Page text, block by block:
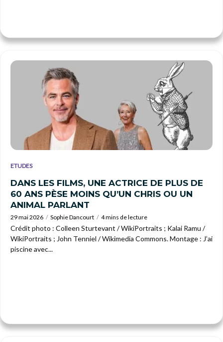
ETUDES
DANS LES FILMS, UNE ACTRICE DE PLUS DE
60 ANS PÈSE MOINS QU’UN CHRIS OU UN
ANIMAL PARLANT
29 mai 2026 Sophie Dancourt 4 mins de lecture
Crédit photo : Colleen Sturtevant / WikiPortraits ; Kalai Ramu /
WikiPortraits ; John Tenniel / Wikimedia Commons. Montage : J’ai
piscine avec...